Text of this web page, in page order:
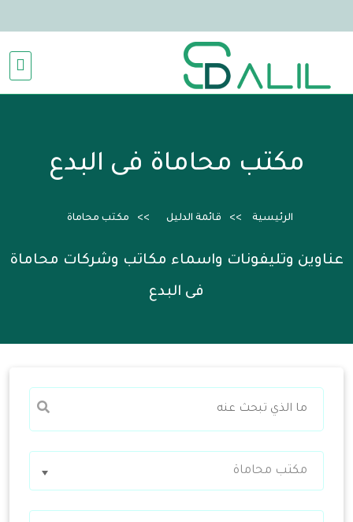
مكتب محاماة فى البدع
الرئيسية قائمة الدليل مكتب محاماة
عناوين وتليفونات واسماء مكاتب وشركات محاماة
فى البدع
مكتب محاماة